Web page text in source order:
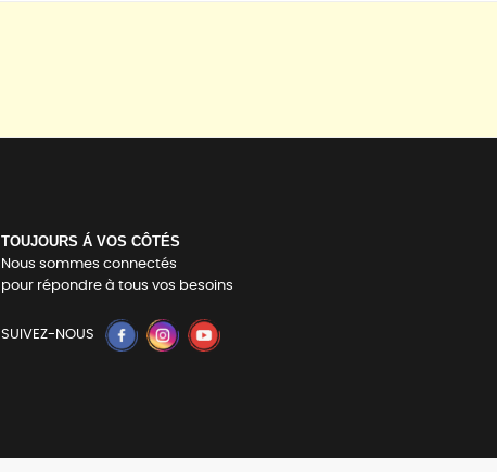
TOUJOURS Á VOS CÔTÉS
Nous sommes connectés
pour répondre à tous vos besoins
SUIVEZ-NOUS